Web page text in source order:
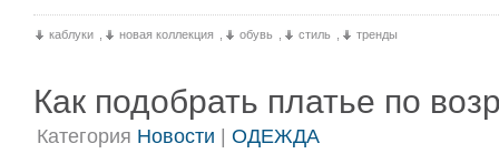
каблуки новая коллекция обувь стиль тренды
Как подобрать платье по
Категория Новости | ОДЕЖДА